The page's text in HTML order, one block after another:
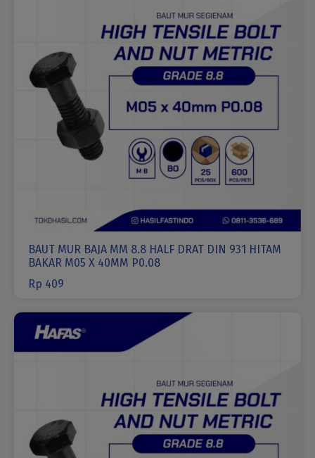
BAUT MUR BAJA MM 8.8 HALF DRAT DIN 931 HITAM
BAKAR M05 X 40MM P0.08
Rp 409